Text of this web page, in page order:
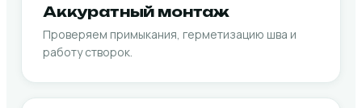
Аккуратный монтаж
Проверяем примыкания, герметизацию шва и
работу створок.